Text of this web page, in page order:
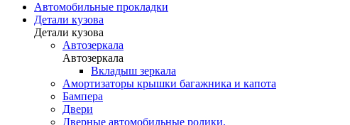
Автомобильные прокладки
Детали кузова
Детали кузова
Автозеркала
Автозеркала
Вкладыш зеркала
Амортизаторы крышки багажника и капота
Бампера
Двери
Дверные автомобильные ролики.